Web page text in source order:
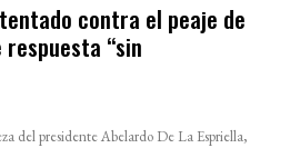
contra el peaje de
“sin
del presidente Abelardo De La Espriella,